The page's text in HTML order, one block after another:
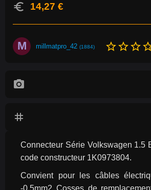
euro 14,27 €
M millmatpro_42 (1884) star_borderstar_borderstar_border
photo_camera
tag
Connecteur Série Volkswagen 1.5
code constructeur 1K0973804.
Convient pour les câbles
-0.5mm2 Cosses de